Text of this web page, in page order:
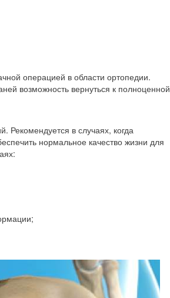
операцией в области ортопедии.
возможность вернуться к полноценной
Рекомендуется в случаях, когда
нормальное качество жизни для